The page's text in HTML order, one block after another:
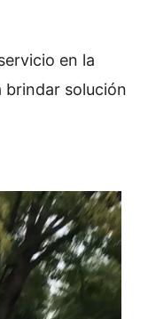
en la
brindar solución